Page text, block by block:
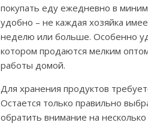
покупать еду ежедневно в
удобно – не каждая хозяйка
неделю или больше. Особенно
котором продаются мелким
работы домой.
Для хранения продуктов
Остается только правильно
обратить внимание на